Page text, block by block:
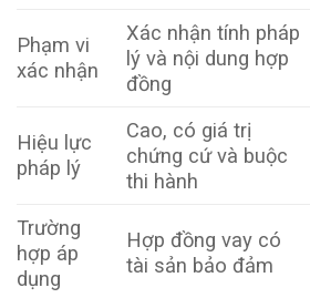
Phạm vi
xác nhận
Xác nhận tính pháp
lý và nội dung hợp
đồng
Hiệu lực
pháp lý
Cao, có giá trị
chứng cứ và buộc
thi hành
Trường
hợp áp
dụng
Hợp đồng vay có
tài sản bảo đảm